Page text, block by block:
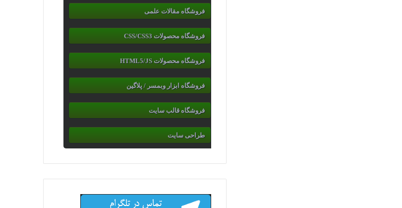
فروشگاه مقالات علمی
فروشگاه محصولات CSS/CSS3
فروشگاه محصولات HTML5/JS
فروشگاه ابزار وبمسر / پلاگین
فروشگاه قالب سایت
طراحی سایت